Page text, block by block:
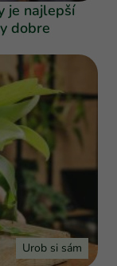
je najlepší
dobre
Urob si sám